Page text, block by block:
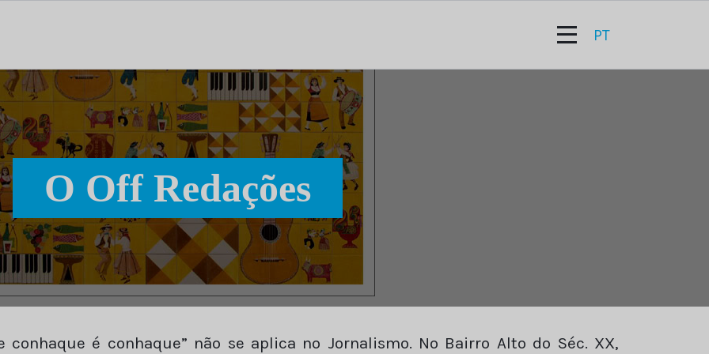
dedicado às notícias, aos media e à comunicação.
PT
O Off Redações
é conhaque” não se aplica no Jornalismo. No Bairro Alto do Séc. XX,